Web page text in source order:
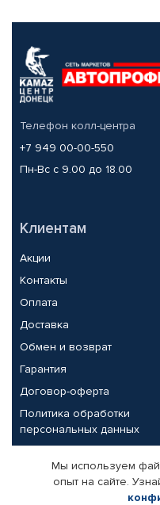
Телефон колл-центра
+7 949 00-00-550
Пн-Вс с 9.00 до 18.00
Клиентам
Акции
Контакты
Оплата
Доставка
Обмен и возврат
Гарантия
Договор-оферта
Политика обработки
персональных данных
Партнерам
Корпоративным клиентам
Мы используем
опыт на сайте.